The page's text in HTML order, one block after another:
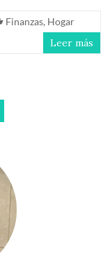
Finanzas, Hogar
Leer más